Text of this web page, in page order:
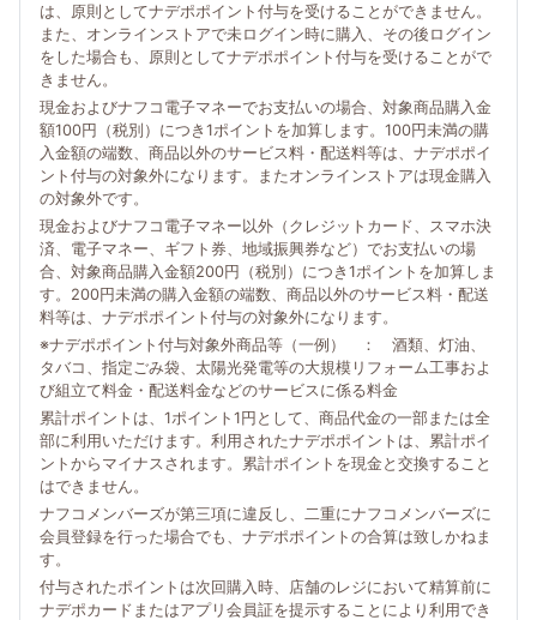
は、原則としてナデポポイント付与を受けることができません。
また、オンラインストアで未ログイン時に購入、その後ログイン
をした場合も、原則としてナデポポイント付与を受けることがで
きません。
現金およびナフコ電子マネーでお支払いの場合、対象商品購入金
額100円（税別）につき1ポイントを加算します。100円未満の購
入金額の端数、商品以外のサービス料・配送料等は、ナデポポイ
ント付与の対象外になります。またオンラインストアは現金購入
の対象外です。
現金およびナフコ電子マネー以外（クレジットカード、スマホ決
済、電子マネー、ギフト券、地域振興券など）でお支払いの場
合、対象商品購入金額200円（税別）につき1ポイントを加算しま
す。200円未満の購入金額の端数、商品以外のサービス料・配送
料等は、ナデポポイント付与の対象外になります。
※ナデポポイント付与対象外商品等（一例） ： 酒類、灯油、
タバコ、指定ごみ袋、太陽光発電等の大規模リフォーム工事およ
び組立て料金・配送料金などのサービスに係る料金
累計ポイントは、1ポイント1円として、商品代金の一部または全
部に利用いただけます。利用されたナデポポイントは、累計ポイ
ントからマイナスされます。累計ポイントを現金と交換すること
はできません。
ナフコメンバーズが第三項に違反し、二重にナフコメンバーズに
会員登録を行った場合でも、ナデポポイントの合算は致しかねま
す。
付与されたポイントは次回購入時、店舗のレジにおいて精算前に
ナデポカードまたはアプリ会員証を提示することにより利用でき